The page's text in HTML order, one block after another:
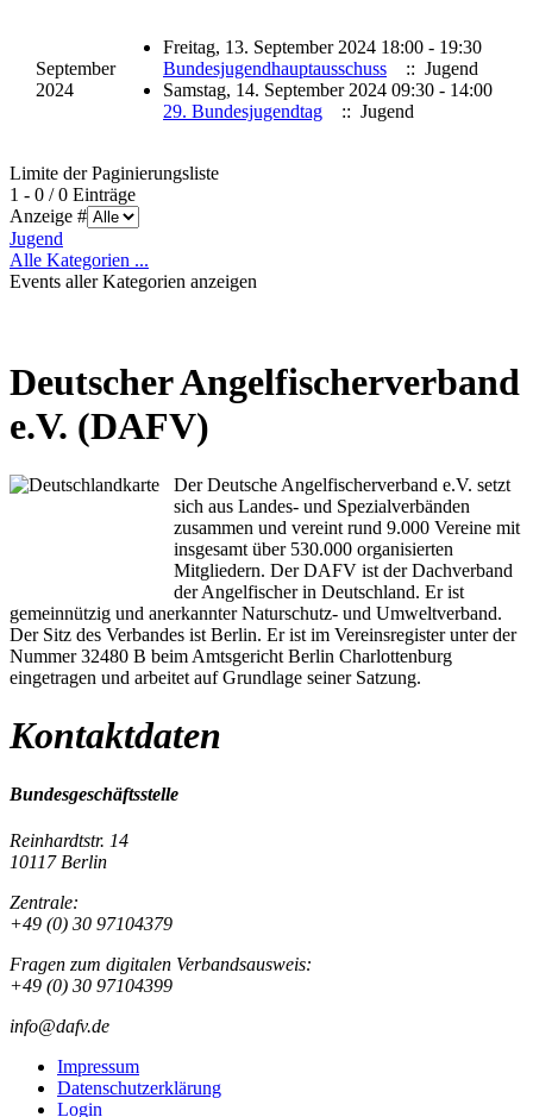
September
2024
Freitag, 13. September 2024 18:00 - 19:30
Bundesjugendhauptausschuss
:: Jugend
Samstag, 14. September 2024 09:30 - 14:00
29. Bundesjugendtag
:: Jugend
Limite der Paginierungsliste
1 - 0 / 0 Einträge
Anzeige #
Jugend
Alle Kategorien ...
Events aller Kategorien anzeigen
Deutscher Angelfischerverband
e.V. (DAFV)
Der Deutsche Angelfischerverband e.V. setzt
sich aus Landes- und Spezialverbänden
zusammen und vereint rund 9.000 Vereine mit
insgesamt über 530.000 organisierten
Mitgliedern. Der DAFV ist der Dachverband
der Angelfischer in Deutschland. Er ist
gemeinnützig und anerkannter Naturschutz- und Umweltverband.
Der Sitz des Verbandes ist Berlin. Er ist im Vereinsregister unter der
Nummer 32480 B beim Amtsgericht Berlin Charlottenburg
eingetragen und arbeitet auf Grundlage seiner Satzung.
Kontaktdaten
Bundesgeschäftsstelle
Reinhardtstr. 14
10117 Berlin
Zentrale:
+49 (0) 30 97104379
Fragen zum digitalen Verbandsausweis:
+49 (0) 30 97104399
info@dafv.de
Impressum
Datenschutzerklärung
Login